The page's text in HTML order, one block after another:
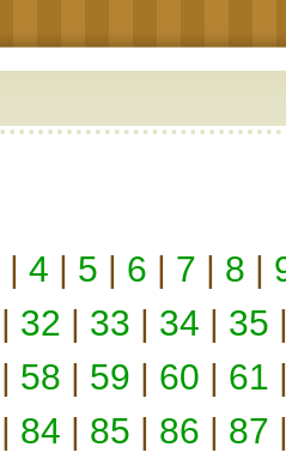
| 4 | 5 | 6 | 7 | 8 |
| 32 | 33 | 34 | 35
| 58 | 59 | 60 | 61
| 84 | 85 | 86 | 87